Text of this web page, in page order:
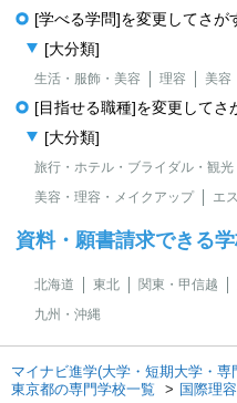
[学べる学問]を変更してさが
[大分類]
生活・服飾・美容 理容 美容
[目指せる職種]を変更してさ
[大分類]
旅行・ホテル・ブライダル・観光
美容・理容・メイクアップ
エ
資料・願書請求できる
北海道 東北 関東・甲信越
九州・沖縄
マイナビ進学(大学・短期大学・専
東京都の専門学校一覧
国際理